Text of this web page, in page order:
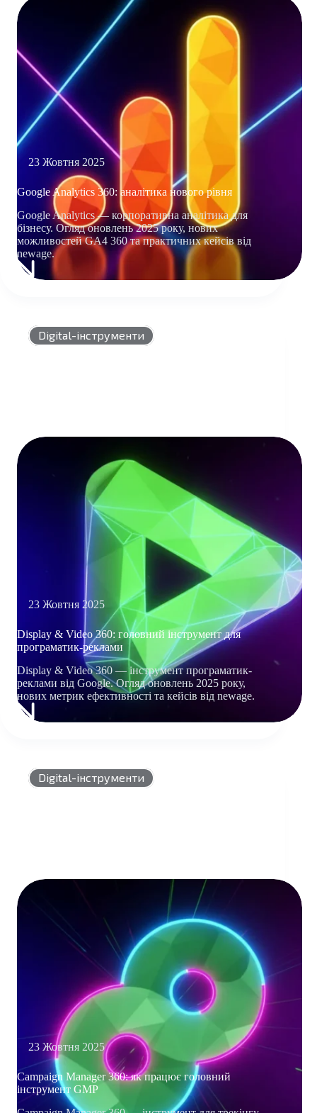
23 Жовтня 2025
Google Analytics 360: аналітика нового рівня
Google Analytics — корпоративна аналітика для
бізнесу. Огляд оновлень 2025 року, нових
можливостей GA4 360 та практичних кейсів від
newage.
GOOGLE
НОВОГО
РІВНЯ
Digital-інструменти
23 Жовтня 2025
Display & Video 360: головний інструмент для
програматик-реклами
Display & Video 360 — інструмент програматик-
реклами від Google. Огляд оновлень 2025 року,
нових метрик ефективності та кейсів від newage.
DISPLAY
ГОЛОВНИЙ
ІНСТРУМЕНТ
Digital-інструменти
23 Жовтня 2025
Campaign Manager 360: як працює головний
інструмент GMP